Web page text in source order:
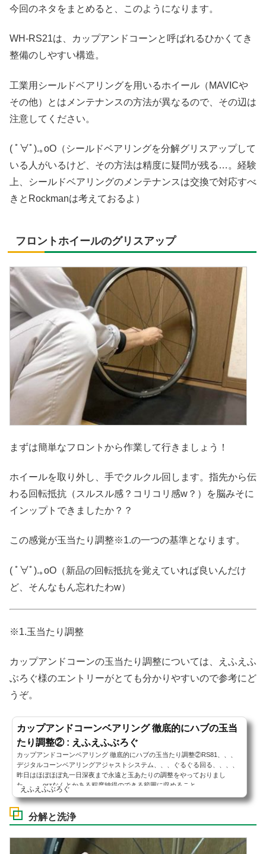
今回のネタをまとめると、このようになります。
WH-RS21は、カップアンドコーンと呼ばれるひかくてき
整備のしやすい構造。
工業用シールドベアリングを用いるホイール（MAVICや
その他）とはメンテナンスの方法が異なるので、その辺は
注意してください。
( ﾟ∀ﾟ).｡oO（シールドベアリングを分解グリスアップして
いる人がいるけど、その方法は精度に疑問が残る…。経験
上、シールドベアリングのメンテナンスは交換で対応すべ
きとRockmanは考えておるよ）
フロントホイールのグリスアップ
まずは簡単なフロントから作業して行きましょう！
ホイールを取り外し、手でクルクル回します。指先から伝
わる回転抵抗（スルスル感？コリコリ感w？）を脳みそに
インップトできましたか？？
この感覚が玉当たり調整※1.の一つの基準となります。
( ﾟ∀ﾟ).｡oO（新品の回転抵抗を覚えていれば良いんだけ
ど、そんなもん忘れたわw）
※1.玉当たり調整
カップアンドコーンの玉当たり調整については、えふえふ
ぶろぐ様のエントリーがとても分かりやすいので参考にど
うぞ。
カップアンドコーンベアリング 徹底的にハブの玉当
たり調整② : えふえふぶろぐ
カップアンドコーンベアリング 徹底的にハブの玉当たり調整②RS81、、、
デジタルコーンベアリングアジャストシステム、、、ぐるぐる回る、、、、
昨日はほぼほぼ丸一日深夜まで永遠と玉あたりの調整をやっておりまし
た。。。orzなんとかある程度納得のできる範囲に収めること
えふえふぶろぐ
分解と洗浄